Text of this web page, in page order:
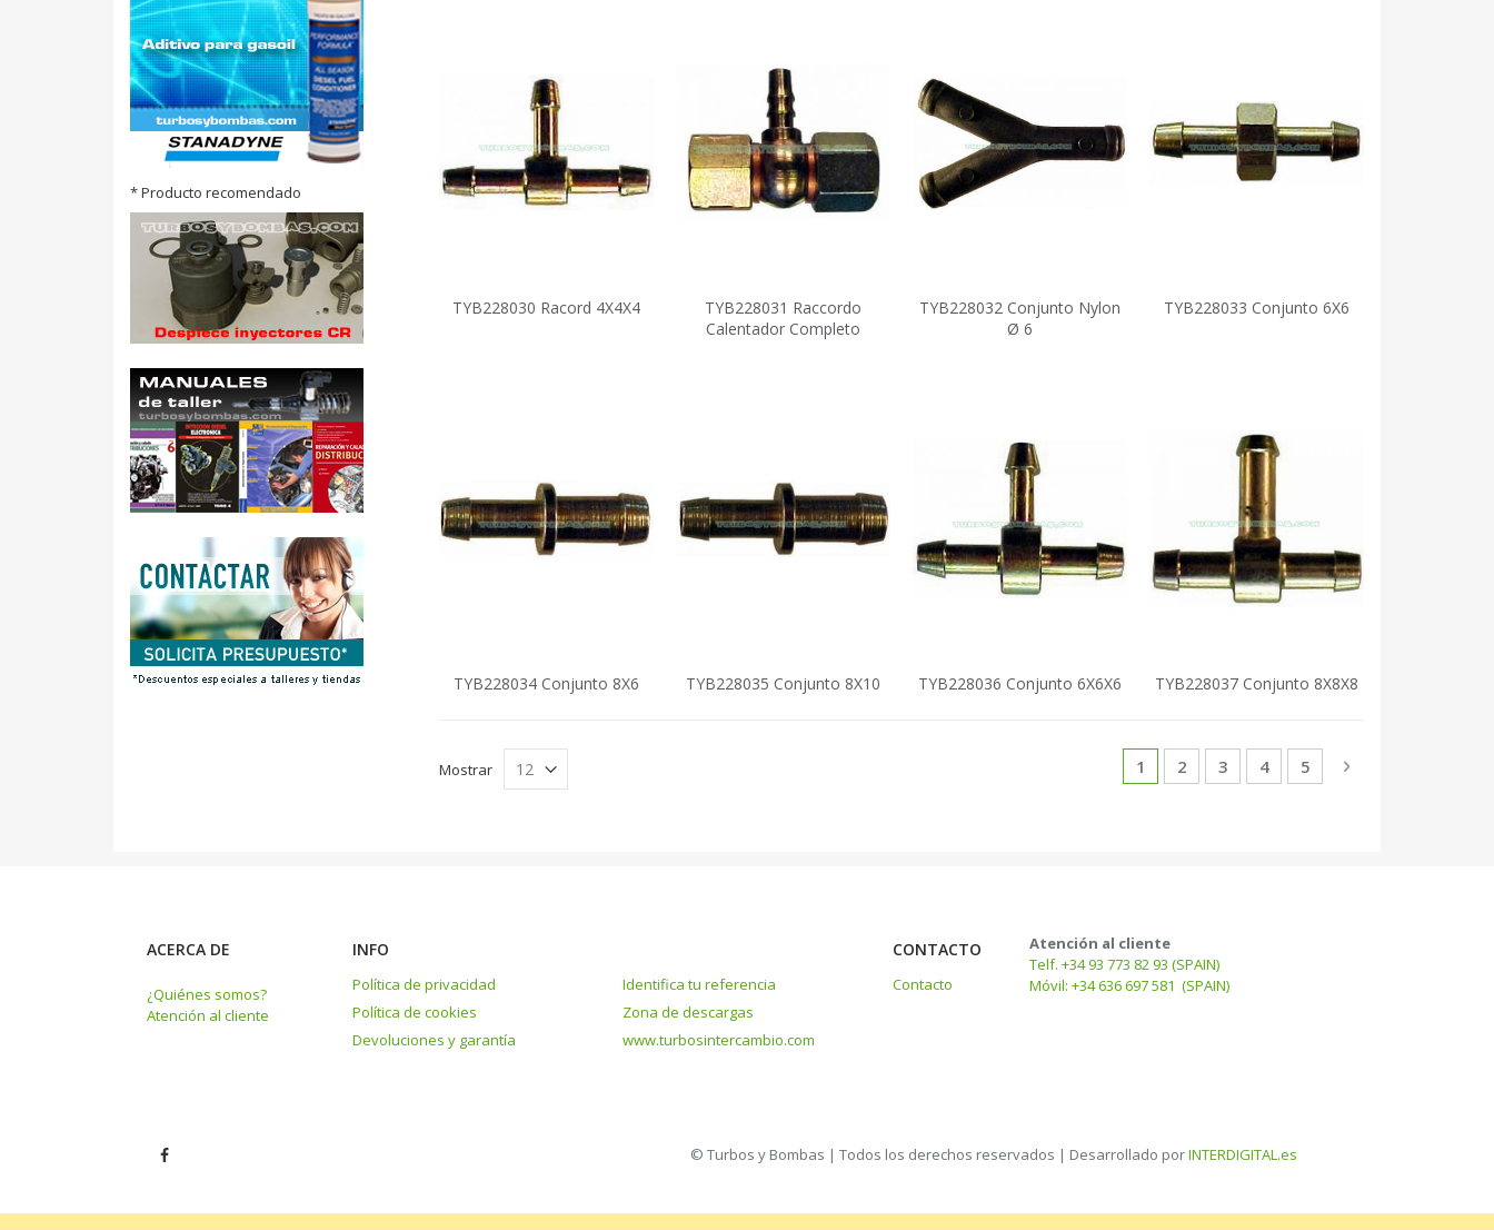
TYB228030 Racord 4X4X4
TYB228031 Raccordo
Calentador Completo
TYB228032 Conjunto Nylon
Ø 6
TYB228033 Conjunto 6X6
TYB228034 Conjunto 8X6 TYB228035 Conjunto 8X10 TYB228036 Conjunto 6X6X6 TYB228037 Conjunto 8X8X8
Página
Actualmente estás leyendo página
1 Página
2 Página
3 Página
4 Página
5 Página
Siguiente
Mostrar
* Producto recomendado
ACERCA DE
¿Quiénes somos?
Atención al cliente
INFO
Política de privacidad
Política de cookies
Devoluciones y garantía
Identifica tu referencia
Zona de descargas
www.turbosintercambio.com
CONTACTO
Contacto
Atención al cliente
Telf. +34 93 773 82 93 (SPAIN)
Móvil: +34 636 697 581 (SPAIN)
© Turbos y Bombas | Todos los derechos reservados | Desarrollado porINTERDIGITAL.es